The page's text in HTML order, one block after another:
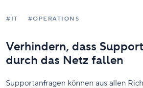
#IT #OPERATIONS
Verhindern, dass
durch das Netz fallen
Supportanfragen können aus allen